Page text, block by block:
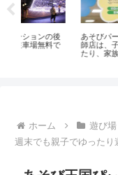
あそびパーク 島忠ホーム
師店は、子供は楽しく大
たり、家族みんなで遊べ
ホーム 遊び場
週末でも親子でゆったり